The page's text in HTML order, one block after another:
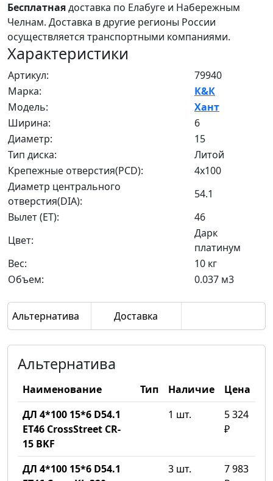
Бесплатнаядоставка по Елабуге и Набережным
Челнам. Доставка в другие регионы России
осуществляется транспортными компаниями.
Характеристики
Артикул:
79940
Марка:
К&К
Модель:
Хант
Ширина:
6
Диаметр:
15
Тип диска:
Литой
Крепежные отверстия(PCD):
4x100
Диаметр центрального
отверстия(DIA):
54.1
Вылет (ET):
46
Цвет:
Дарк
платинум
Вес:
10 кг
Объем:
0.037 м3
Альтернатива Доставка
Альтернатива
Наименование Тип Наличие
Цена
ДЛ 4*100 15*6 D54.1
ET46 CrossStreet CR-
15 BKF
1 шт.
5 324
₽
ДЛ 4*100 15*6 D54.1
3 шт.
7 983